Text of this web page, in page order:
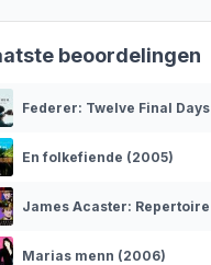
beoordelingen
Federer: Twelve Final Days (2024)
En folkefiende (2005)
James Acaster: Repertoire (2018)
Marias menn (2006)